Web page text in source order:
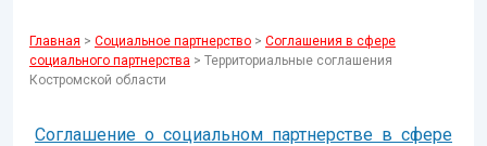
Главная > Социальное партнерство > Соглашения в сфере
социального партнерства > Территориальные соглашения
Костромской области
Соглашение о социальном партнерстве в сфере